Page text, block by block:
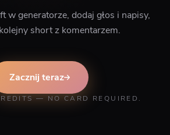
w generatorze, dodaj głos i napisy,
short z komentarzem.
Zacznij teraz
— NO CARD REQUIRED.